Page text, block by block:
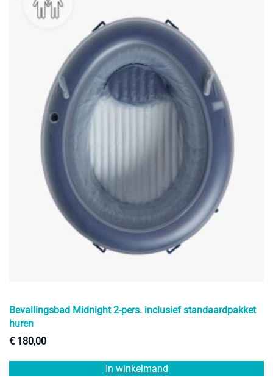
Bevallingsbad Midnight 2-pers. inclusief standaardpakket
huren
€ 180,00
In winkelmand